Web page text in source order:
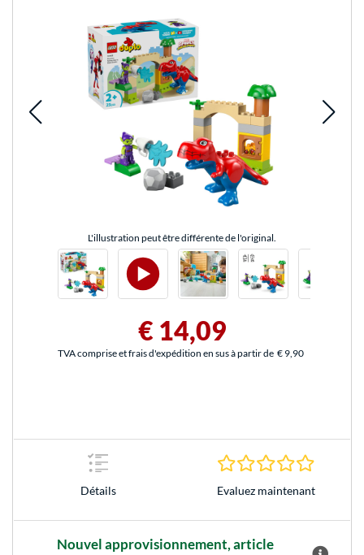
L'illustration peut être différente de l'original.
€ 14,09
TVA comprise et frais d'expédition en sus à partir de € 9,90
Détails Evaluez maintenant
Nouvel approvisionnement, article